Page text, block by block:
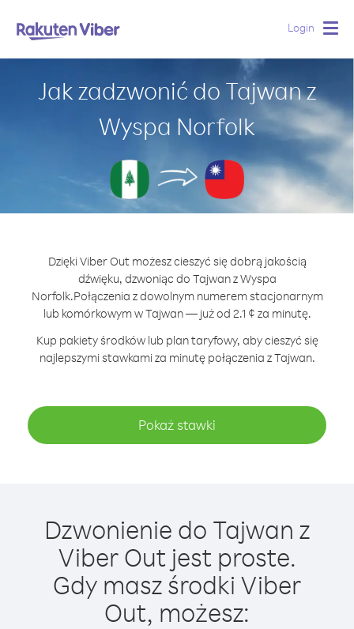
Login
Jak zadzwonić do Tajwan z
Wyspa Norfolk
Dzięki Viber Out możesz cieszyć się dobrą jakością
dźwięku, dzwoniąc do Tajwan z Wyspa
Norfolk.Połączenia z dowolnym numerem stacjonarnym
lub komórkowym w Tajwan — już od 2.1 ¢ za minutę.
Kup pakiety środków lub plan taryfowy, aby cieszyć się
najlepszymi stawkami za minutę połączenia z Tajwan.
Pokaż stawki
Dzwonienie do Tajwan z
Viber Out jest proste.
Gdy masz środki Viber
Out, możesz: